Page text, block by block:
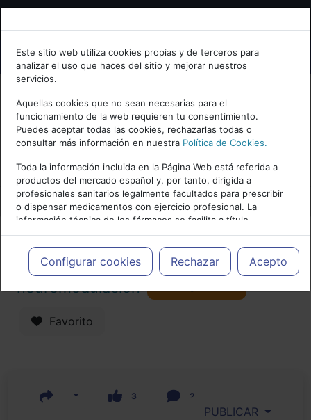
Bienvenid@ a psiquiatria.com
Escribe tu Email
Accede o regístrate con tu email.
Cancelar
Este sitio web utiliza cookies propias y de terceros para
analizar el uso que haces del sitio y mejorar nuestros
servicios.
Aquellas cookies que no sean necesarias para el
funcionamiento de la web requieren tu consentimiento.
Puedes aceptar todas las cookies, rechazarlas todas o
consultar más información en nuestra Política de Cookies.
Toda la información incluida en la Página Web está referida a
productos del mercado español y, por tanto, dirigida a
profesionales sanitarios legalmente facultados para prescribir
o dispensar medicamentos con ejercicio profesional. La
información técnica de los fármacos se facilita a título
meramente informativo, siendo responsabilidad de los
profesionales facultados prescribir medicamentos y decidir, en
cada caso concreto, el tratamiento más adecuado a las
necesidades del paciente.
Configurar cookies Rechazar Acepto
Actualidad y Artículos|Tratamientos y
neuromodulación
Favorito
3 2
PUBLICAR